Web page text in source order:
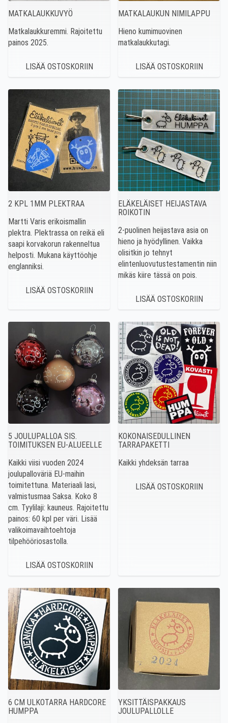
MATKALAUKKUVYÖ
Matkalaukkuremmi. Rajoitettu
painos 2025.
MATKALAUKUN NIMILAPPU
Hieno kumimuovinen
matkalaukkutagi.
2 KPL 1MM PLEKTRAA
Martti Varis erikoismallin
plektra. Plektrassa on reikä eli
saapi korvakorun rakenneltua
helposti. Mukana käyttöohje
englanniksi.
ELÄKELÄISET HEIJASTAVA
ROIKOTIN
2-puolinen heijastava asia on
hieno ja hyödyllinen. Vaikka
olisitkin jo tehnyt
elintenluovutustestamentin niin
mikäs kiire tässä on pois.
5 JOULUPALLOA SIS.
TOIMITUKSEN EU-ALUEELLE
Kaikki viisi vuoden 2024
joulupalloväriä EU-maihin
toimitettuna. Materiaali lasi,
valmistusmaa Saksa. Koko 8
cm. Tyylilaji: kauneus. Rajoitettu
painos: 60 kpl per väri. Lisää
valikoimavaihtoehtoja
tilpehööriosastolla.
KOKONAISEDULLINEN
TARRAPAKETTI
Kaikki yhdeksän tarraa
6 CM ULKOTARRA HARDCORE
HUMPPA
YKSITTÄISPAKKAUS
JOULUPALLOLLE